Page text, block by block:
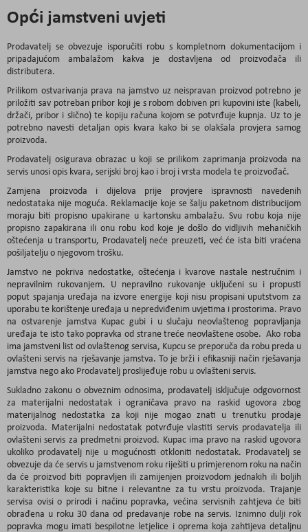
Opći jamstveni uvjeti
Prodavatelj se obvezuje isporučiti robu s kompletnom dokumentacijom i
pripadajućom ambalažom kakva je dostavljena od proizvođača ili
distributera.
Prilikom ostvarivanja prava na jamstvo uz neispravan proizvod potrebno je
priložiti sav potreban pribor koji je s robom dobiven pri kupovini iste (kabeli,
držači, pribor i slično) te kopiju računa kojom se potvrđuje kupnja. Uz to je
potrebno navesti detaljan opis kvara kako bi se olakšala provjera samog
proizvoda.
Prodavatelj osigurava obrazac u koji se prilikom zaprimanja proizvoda na
servis unosi opis kvara, serijski broj kao i broj i vrsta modela te proizvođač.
Zamjena proizvoda i dijelova prije provjere ispravnosti navedenih
nedostataka nije moguća. Reklamacije koje se šalju paketnom distribucijom
moraju biti propisno upakirane u kartonsku ambalažu. Svu robu koja nije
propisno zapakirana ili onu robu kod koje je došlo do vidljivih mehaničkih
oštećenja u transportu, Prodavatelj neće preuzeti, već će ista biti vraćena
pošiljatelju o njegovom trošku.
Jamstvo ne pokriva nedostatke, oštećenja i kvarove nastale nestručnim i
nepravilnim rukovanjem. U nepravilno rukovanje uključeni su i propusti
poput spajanja uređaja na izvore energije koji nisu propisani uputstvom za
uporabu te korištenje uređaja u nepredviđenim uvjetima i prostorima. Pravo
na ostvarenje jamstva Kupac gubi i u slučaju neovlaštenog popravljanja
uređaja te isto tako popravka od strane treće neovlaštene osobe. Ako roba
ima jamstveni list od ovlaštenog servisa, Kupcu se preporuča da robu preda u
ovlašteni servis na rješavanje jamstva. To je brži i efikasniji način rješavanja
jamstva nego ako Prodavatelj proslijeđuje robu u ovlašteni servis.
Sukladno zakonu o obveznim odnosima, prodavatelj isključuje odgovornost
za materijalni nedostatak i ograničava pravo na raskid ugovora zbog
materijalnog nedostatka za koji nije mogao znati u trenutku prodaje
proizvoda. Materijalni nedostatak potvrđuje vlastiti servis prodavatelja ili
ovlašteni servis za predmetni proizvod. Kupac ima pravo na raskid ugovora
ukoliko prodavatelj nije u mogućnosti otkloniti nedostatak. Prodavatelj se
obvezuje da će servis u jamstvenom roku riješiti u primjerenom roku na način
da će proizvod biti popravljen ili zamijenjen proizvodom jednakih ili boljih
karakteristika koje su bitne i relevantne za tu vrstu proizvoda. Trajanje
servisa ovisi o prirodi i načinu popravka, većina servisnih zahtjeva će biti
obrađena u roku 30 dana od predavanje robe na servis. Iznimno dulji rok
popravka mogu imati bespilotne letjelice i oprema koja zahtijeva detaljnu